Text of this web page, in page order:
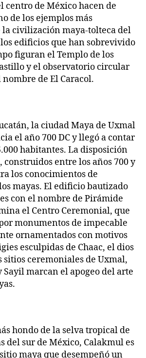
centro de México hacen de
de los ejemplos más
civilización maya-tolteca del
edificios que han sobrevivido
figuran el Templo de los
y el observatorio circular
de El Caracol.
la ciudad Maya de Uxmal
el año 700 DC y llegó a contar
habitantes. La disposición
construidos entre los años 700 y
los conocimientos de
mayas. El edificio bautizado
con el nombre de Pirámide
el Centro Ceremonial, que
monumentos de impecable
ornamentados con motivos
esculpidas de Chaac, el dios
sitios ceremoniales de Uxmal,
Sayil marcan el apogeo del arte
hondo de la selva tropical de
del sur de México, Calakmul es
maya que desempeñó un